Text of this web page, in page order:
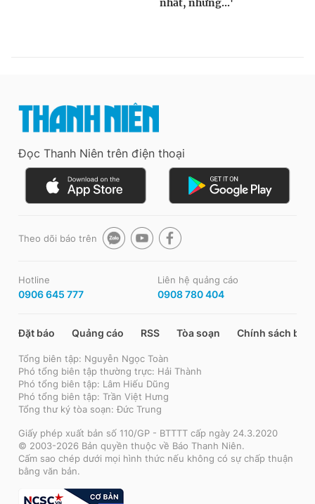
Đọc Thanh Niên trên điện thoại
Theo dõi báo trên
Hotline
0906 645 777
Liên hệ quảng cáo
0908 780 404
Đặt báo Quảng cáo RSS Tòa soạn Chính sách bảo
Tổng biên tập: Nguyễn Ngọc Toàn
Phó tổng biên tập thường trực: Hải Thành
Phó tổng biên tập: Lâm Hiếu Dũng
Phó tổng biên tập: Trần Việt Hưng
Tổng thư ký tòa soạn: Đức Trung
Giấy phép xuất bản số 110/GP - BTTTT cấp ngày 24.3.2020
© 2003-2026 Bản quyền thuộc về Báo Thanh Niên.
Cấm sao chép dưới mọi hình thức nếu không có sự chấp thuận
bằng văn bản.